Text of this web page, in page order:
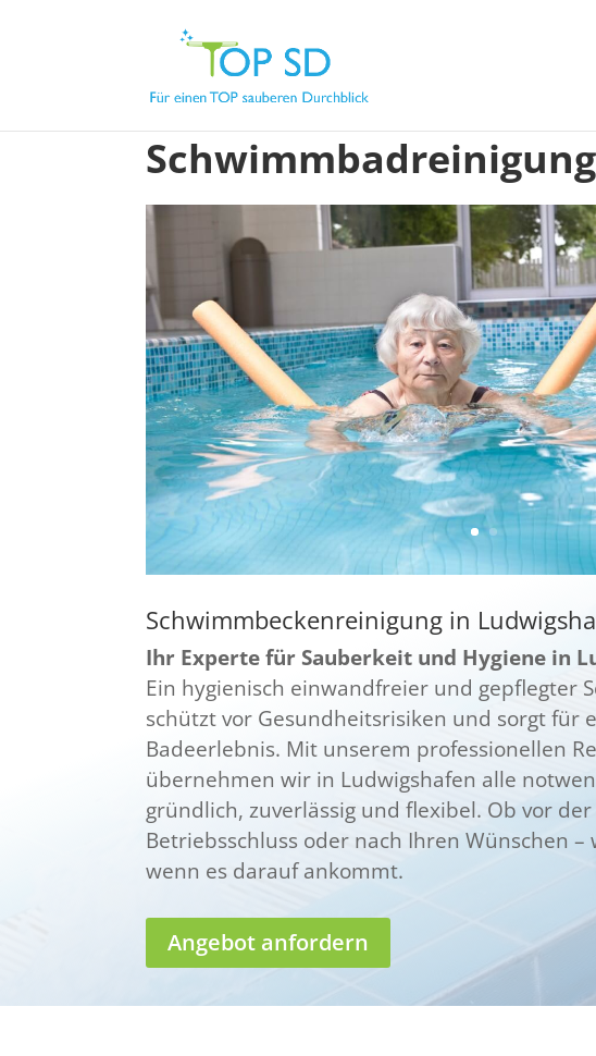
Schwimmbeckenreinigung in
Ihr Experte für Sauberkeit und Hygiene in
Ein hygienisch einwandfreier und gepflegter
schützt vor Gesundheitsrisiken und sorgt für
Badeerlebnis. Mit unserem professionellen
übernehmen wir in Ludwigshafen alle
gründlich, zuverlässig und flexibel. Ob vor
Betriebsschluss oder nach Ihren Wünschen –
wenn es darauf ankommt.
Angebot anfordern